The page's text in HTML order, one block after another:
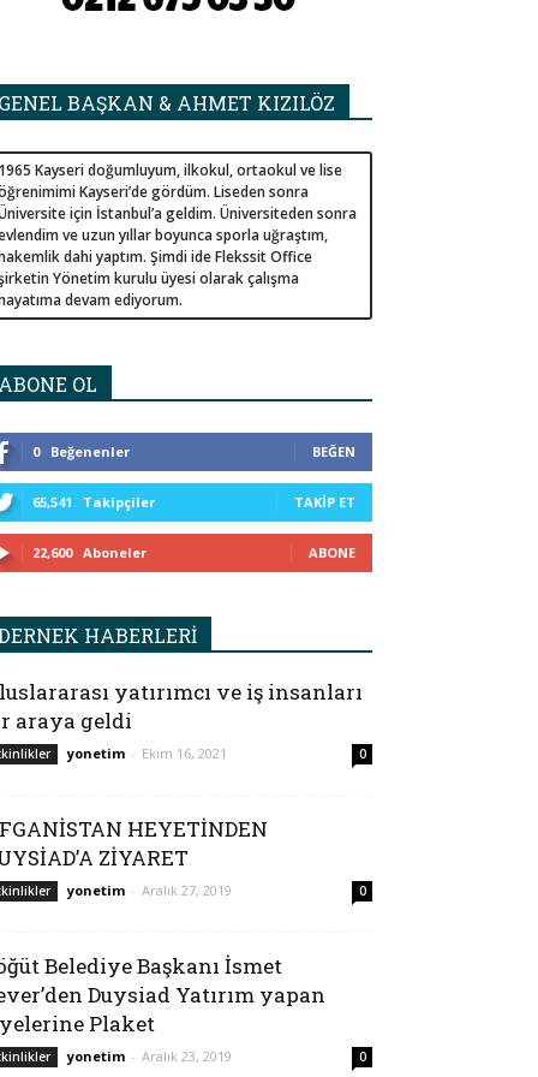
GENEL BAŞKAN & AHMET KIZILÖZ
1965 Kayseri doğumluyum, ilkokul, ortaokul ve lise
Kayseri’de gördüm. Liseden sonra
için İstanbul’a geldim. Üniversiteden sonra
ve uzun yıllar boyunca sporla uğraştım,
dahi yaptım. Şimdi ide Flekssit Office
Yönetim kurulu üyesi olarak çalışma
devam ediyorum.
ABONE OL
0 Beğenenler BEĞEN
65,541 Takipçiler TAKIP ET
22,600 Aboneler ABONE
HABERLERİ
yatırımcı ve iş insanları
araya geldi
yonetim - Ekim 16, 2021 0
HEYETİNDEN
ZİYARET
yonetim - Aralık 27, 2019 0
Belediye Başkanı İsmet
Duysiad Yatırım yapan
Plaket
yonetim - Aralık 23, 2019 0